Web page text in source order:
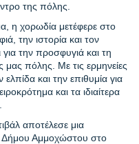
της πόλης.
η χορωδία μετέφερε στο
την ιστορία και τον
την προσφυγιά και τη
μας πόλης. Με τις ερμηνείες
και την επιθυμία για
και τα ιδιαίτερα
αποτέλεσε μια
Δήμου Αμμοχώστου στο